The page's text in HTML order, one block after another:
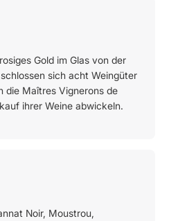
Gold im Glas von der
sich acht Weingüter
die Maîtres Vignerons de
ihrer Weine abwickeln.
Noir, Moustrou,